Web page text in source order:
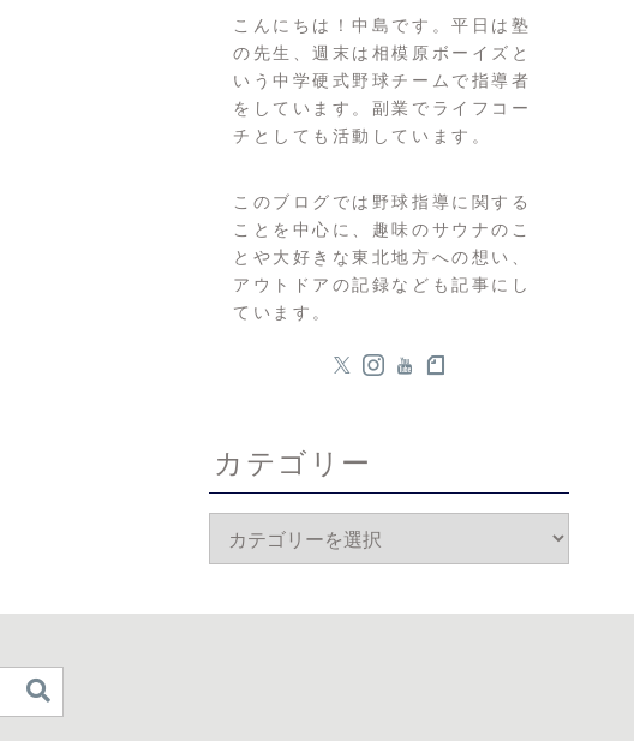
こんにちは！中島です。平日は塾
の先生、週末は相模原ボーイズと
いう中学硬式野球チームで指導者
をしています。副業でライフコー
チとしても活動しています。
このブログでは野球指導に関する
ことを中心に、趣味のサウナのこ
とや大好きな東北地方への想い、
アウトドアの記録なども記事にし
ています。
カテゴリー